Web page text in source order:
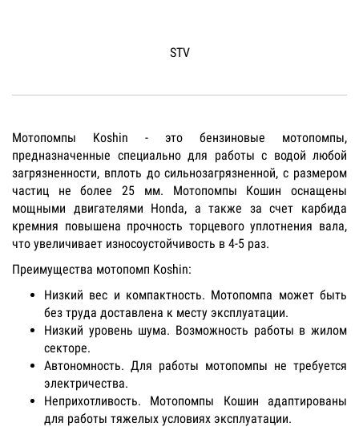
STV
Мотопомпы Koshin - это бензиновые мотопомпы,
предназначенные специально для работы с водой любой
загрязненности, вплоть до сильнозагрязненной, с размером
частиц не более 25 мм. Мотопомпы Кошин оснащены
мощными двигателями Honda, а также за счет карбида
кремния повышена прочность торцевого уплотнения вала,
что увеличивает износоустойчивость в 4-5 раз.
Преимущества мотопомп Koshin:
Низкий вес и компактность. Мотопомпа может быть
без труда доставлена к месту эксплуатации.
Низкий уровень шума. Возможность работы в жилом
секторе.
Автономность. Для работы мотопомпы не требуется
электричества.
Неприхотливость. Мотопомпы Кошин адаптированы
для работы тяжелых условиях эксплуатации.